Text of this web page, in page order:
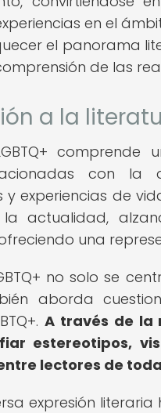
en el
el panorama
de las
a la
con la
y experiencias de
la actualidad,
una
no solo se
aborda
A través de la
estereotipos,
lectores de
expresión